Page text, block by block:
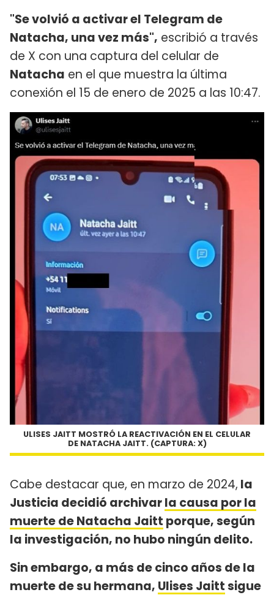
"Se volvió a activar el Telegram de
Natacha, una vez más", escribió a través
de X con una captura del celular de
Natacha en el que muestra la última
conexión el 15 de enero de 2025 a las 10:47.
ULISES JAITT MOSTRÓ LA REACTIVACIÓN EN EL CELULAR
DE NATACHA JAITT. (CAPTURA: X)
Cabe destacar que, en marzo de 2024, la
Justicia decidió archivarla causa por la
muerte de Natacha Jaitt porque, según
la investigación, no hubo ningún delito.
Sin embargo, a más de cinco años de la
muerte de su hermana, Ulises Jaittsigue